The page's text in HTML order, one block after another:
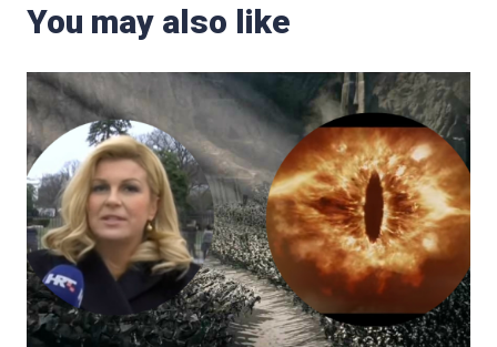
You may also like